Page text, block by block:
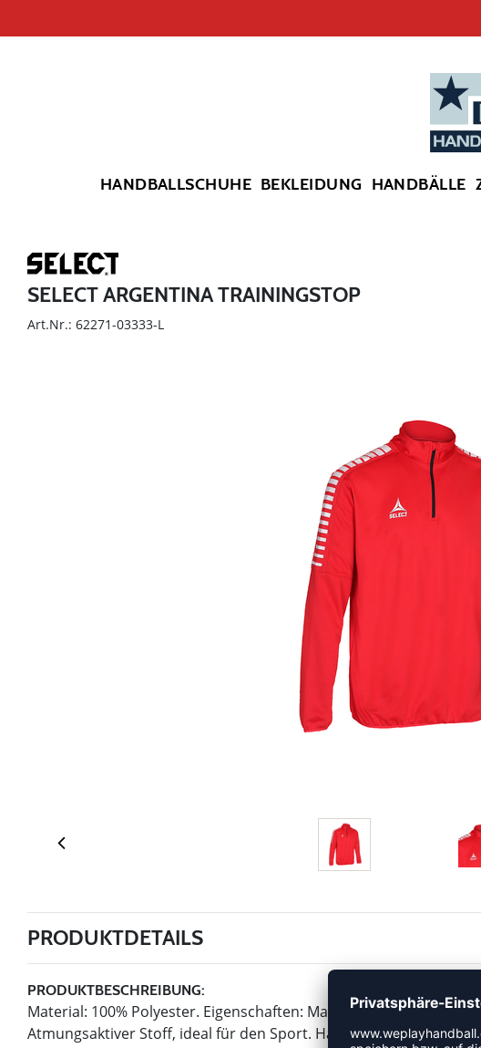
HANDBALLSCHUHE BEKLEIDUNG HANDBÄLLE
SELECT ARGENTINA TRAININGSTOP
Art.Nr.: 62271-03333-L
PRODUKTDETAILS
PRODUKTBESCHREIBUNG:
Material: 100% Polyester. Eigenschaften: Maximale
Atmungsaktiver Stoff, ideal für den Sport. Half-Zip und hoher